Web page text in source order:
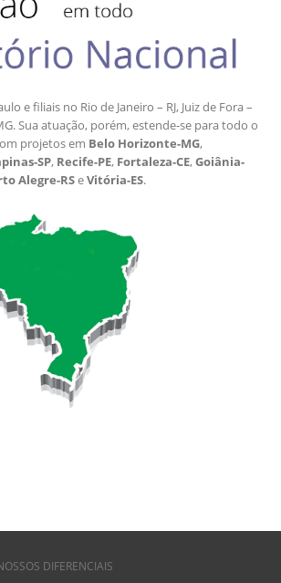
e filiais no Rio de Janeiro – RJ, Juiz de Fora –
Sua atuação, porém, estende-se para todo o
projetos em Belo Horizonte-MG,
SP, Recife-PE, Fortaleza-CE,Goiânia-
Alegre-RSeVitória-ES.
DIFERENCIAIS